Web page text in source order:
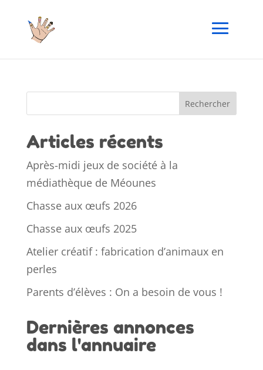
Rechercher
Articles récents
Après-midi jeux de société à la
médiathèque de Méounes
Chasse aux œufs 2026
Chasse aux œufs 2025
Atelier créatif : fabrication d’animaux en
perles
Parents d’élèves : On a besoin de vous !
Dernières annonces
dans l'annuaire